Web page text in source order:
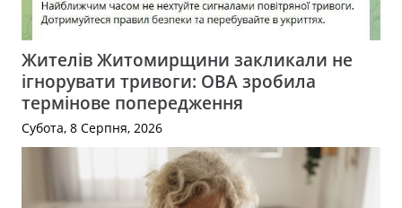
Жителів Житомирщини закликали не
ігнорувати тривоги: ОВА зробила
термінове попередження
Субота, 8 Серпня, 2026